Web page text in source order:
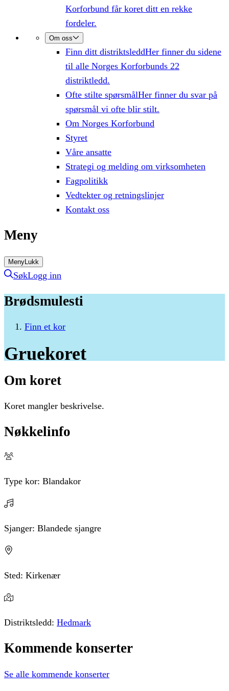
Korforbund får koret ditt en rekke
fordeler.
Om oss
Finn ditt distriktsleddHer finner du sidene
til alle Norges Korforbunds 22
distriktledd.
Ofte stilte spørsmålHer finner du svar på
spørsmål vi ofte blir stilt.
Om Norges Korforbund
Styret
Våre ansatte
Strategi og melding om virksomheten
Fagpolitikk
Vedtekter og retningslinjer
Kontakt oss
Meny
MenyLukk
SøkLogg inn
Brødsmulesti
Finn et kor
Gruekoret
Om koret
Koret mangler beskrivelse.
Nøkkelinfo
Type kor: Blandakor
Sjanger: Blandede sjangre
Sted: Kirkenær
Distriktsledd: Hedmark
Kommende konserter
Se alle kommende konserter